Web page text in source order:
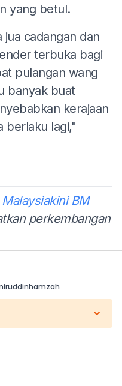
yang betul.
cadangan dan
terbuka bagi
pulangan wang
banyak buat
kerajaan
berlaku lagi,"
BM
perkembangan